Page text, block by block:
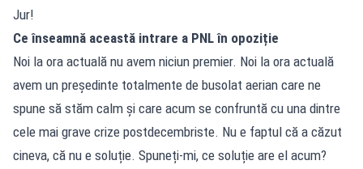
Jur!
Ce înseamnă această intrare a PNL în opoziție
Noi la ora actuală nu avem niciun premier. Noi la ora actuală
avem un președinte totalmente de busolat aerian care ne
spune să stăm calm și care acum se confruntă cu una dintre
cele mai grave crize postdecembriste. Nu e faptul că a căzut
cineva, că nu e soluție. Spuneți-mi, ce soluție are el acum?